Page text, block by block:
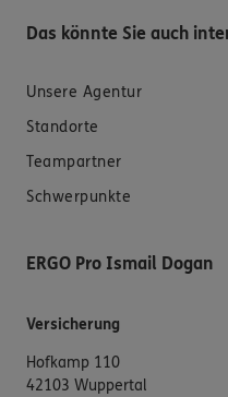
Das könnte Sie auch
Unsere Agentur
Standorte
Teampartner
Schwerpunkte
ERGO Pro Ismail Dogan
Versicherung
Hofkamp 110
42103 Wuppertal